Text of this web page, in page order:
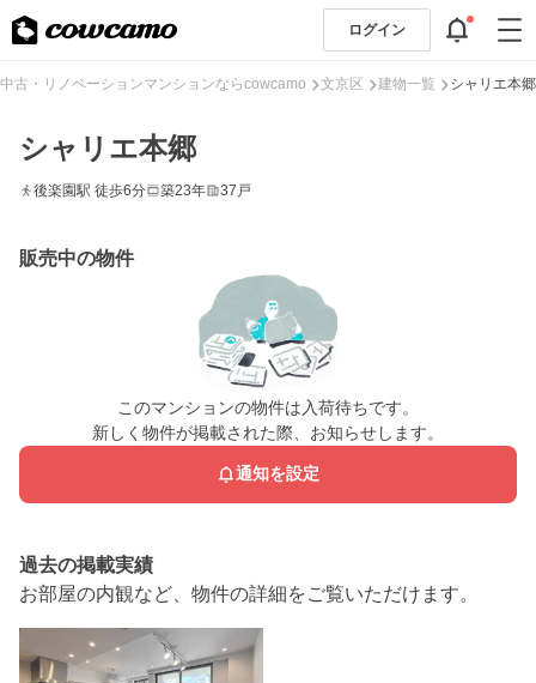
ログイン
中古・リノベーションマンションならcowcamo 文京区 建物一覧 シャリエ本郷
シャリエ本郷
後楽園駅 徒歩6分 築23年 37戸
販売中の物件
このマンションの物件は入荷待ちです。
新しく物件が掲載された際、お知らせします。
通知を設定
過去の掲載実績
お部屋の内観など、物件の詳細をご覧いただけます。